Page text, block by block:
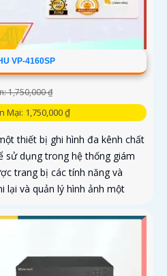
VP-4160SP
1,750,000 ₫
Mại: 1,750,000 ₫
thiết bị ghi hình đa kênh chất
dụng trong hệ thống giám
trang bị các tính năng và
lại và quản lý hình ảnh một